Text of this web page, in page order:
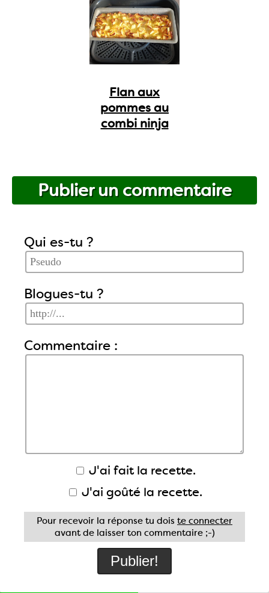
Flan aux
pommes au
combi ninja
Publier un commentaire
Qui es-tu ?
Blogues-tu ?
Commentaire :
J'ai fait la recette.
J'ai goûté la recette.
Pour recevoir la réponse tu dois te connecter
avant de laisser ton commentaire ;-)